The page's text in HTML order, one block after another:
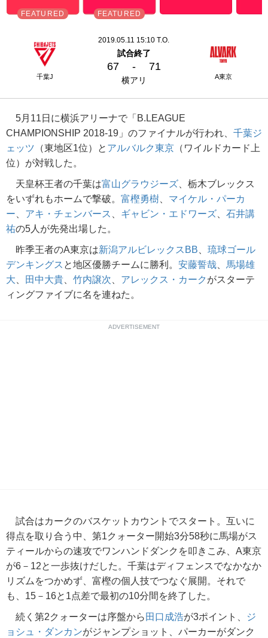
千葉J
2019.05.11 15:10 T.O.
試合終了
67 - 71
横アリ A東京
5月11日に横浜アリーナで「B.LEAGUE
CHAMPIONSHIP 2018-19」のファイナルが行われ、 千葉ジ
ェッツ （東地区1位）と アルバルク東京 （ワイルドカード上
位）が対戦した。
天皇杯王者の千葉は富山グラウジーズ 、栃木ブレックス
をいずれもホームで撃破。 富樫勇樹
マイケル・パーカ
ー
アキ・チェンバース ギャビン・エドワーズ
石井講
祐の5人が先発出場した。
昨季王者のA東京は新潟アルビレックスBB
琉球ゴール
デンキングス と地区優勝チームに勝利。 安藤誓哉
馬場雄
大
田中大貴 竹内譲次 アレックス・カーク がスターテ
ィングファイブに名を連ねた。
ADVERTISEMENT
試合はカークのバスケットカウントでスタート。互いに
得点を取り合う中、第1クォーター開始3分58秒に馬場がス
ティールからの速攻でワンハンドダンクを叩きこみ、A東京
が6－12と一歩抜けだした。千葉はディフェンスでなかなか
リズムをつかめず、富樫の個人技でつなぐ展開。それで
も、15－16と1点差で最初の10分間を終了した。
続く第2クォーターは序盤から 田口成浩が3ポイント、
ジ
ョシュ・ダンカンがジャンプショット、パーカーがダンク